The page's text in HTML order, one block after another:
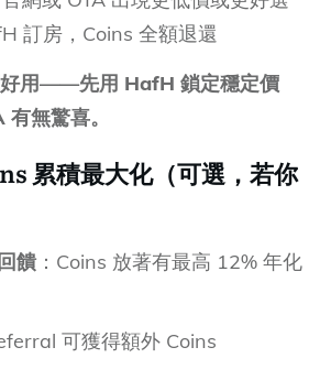
訂房，Coins 全額退還
好用——先用 HafH 鎖定穩定價
無驚喜。
累積最大化（可選，若你
饋：Coins 放著有最高 12% 年化
可獲得額外 Coins